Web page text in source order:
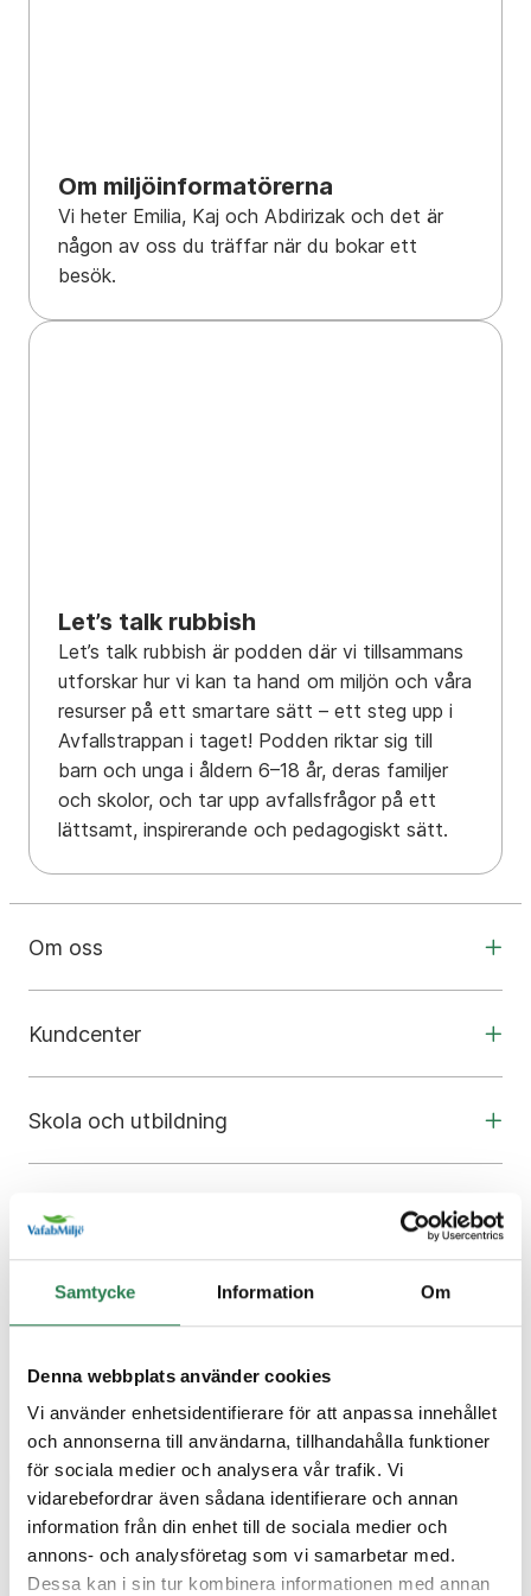
Samtycke Information Om
Denna webbplats använder cookies
Vi använder enhetsidentifierare för att anpassa innehållet
och annonserna till användarna, tillhandahålla funktioner
för sociala medier och analysera vår trafik. Vi
vidarebefordrar även sådana identifierare och annan
information från din enhet till de sociala medier och
annons- och analysföretag som vi samarbetar med.
Dessa kan i sin tur kombinera informationen med annan
Om miljöinformatörerna
Vi heter Emilia, Kaj och Abdirizak och det är
någon av oss du träffar när du bokar ett
besök.
Let’s talk rubbish
Let’s talk rubbish är podden där vi tillsammans
utforskar hur vi kan ta hand om miljön och våra
resurser på ett smartare sätt – ett steg upp i
Avfallstrappan i taget! Podden riktar sig till
barn och unga i åldern 6–18 år, deras familjer
och skolor, och tar upp avfallsfrågor på ett
lättsamt, inspirerande och pedagogiskt sätt.
Om oss
Kundcenter
Skola och utbildning
Om Cookies
Personuppgiftshantering
Stäng sök